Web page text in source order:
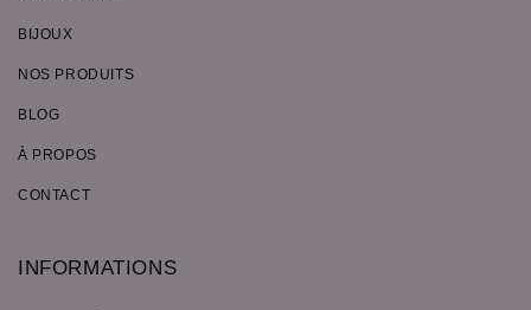
BIJOUX
NOS PRODUITS
BLOG
À PROPOS
CONTACT
INFORMATIONS